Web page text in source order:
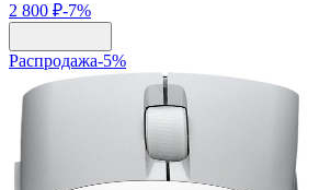
2 800 ₽-7%
Распродажа-5%